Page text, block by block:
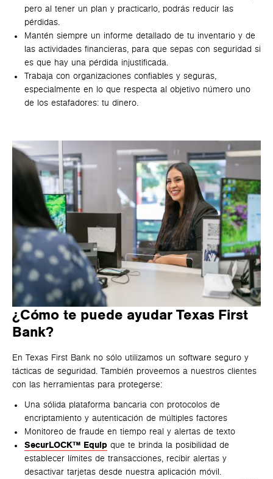
pero al tener un plan y practicarlo, podrás reducir las
pérdidas.
Mantén siempre un informe detallado de tu inventario y de
las actividades financieras, para que sepas con seguridad si
es que hay una pérdida injustificada.
Trabaja con organizaciones confiables y seguras,
especialmente en lo que respecta al objetivo número uno
de los estafadores: tu dinero.
¿Cómo te puede ayudar Texas First
Bank?
En Texas First Bank no sólo utilizamos un software seguro y
tácticas de seguridad. También proveemos a nuestros clientes
con las herramientas para protegerse:
Una sólida plataforma bancaria con protocolos de
encriptamiento y autenticación de múltiples factores
Monitoreo de fraude en tiempo real y alertas de texto
SecurLOCK™ Equip que te brinda la posibilidad de
establecer límites de transacciones, recibir alertas y
desactivar tarjetas desde nuestra aplicación móvil.